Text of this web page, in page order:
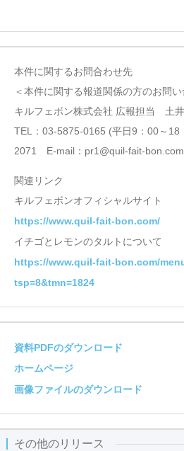
本件に関するお問合わせ先
＜本件に関する報道関係の方のお問い
キルフェボン株式会社 広報担当 土
TEL：03-5875-0165 (平日9：00～
2071 E-mail：pr1@quil-fait-bon.com
関連リンク
キルフェボンオフィシャルサイト
https://www.quil-fait-bon.com/
イチゴとレモンのタルトについて
https://www.quil-fait-bon.com/
tsp=8&tmn=1824
資料PDFのダウンロード
ホームページ
画像ファイルのダウンロード
その他のリリース